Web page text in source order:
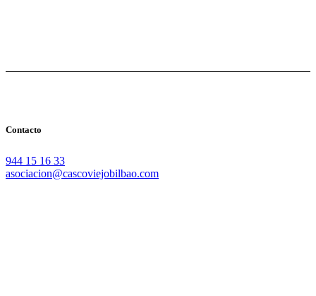
Contacto
944 15 16 33
asociacion@cascoviejobilbao.com